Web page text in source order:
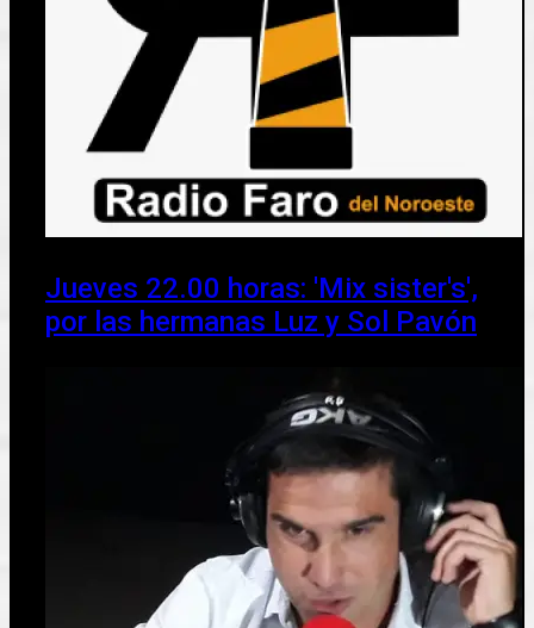
Jueves 22.00 horas: 'Mix sister's',
por las hermanas Luz y Sol Pavón